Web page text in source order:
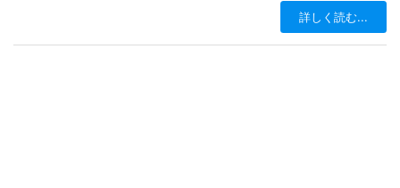
詳しく読む...